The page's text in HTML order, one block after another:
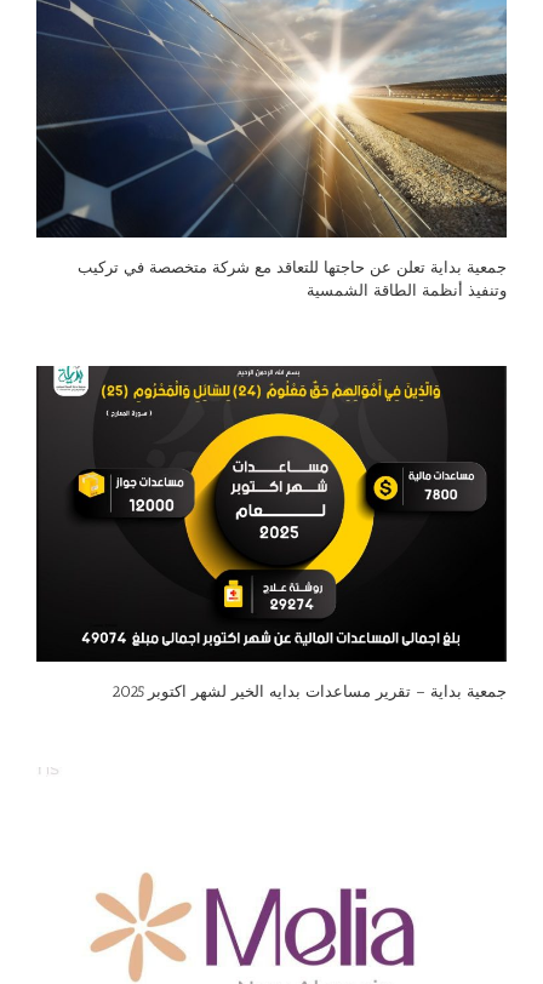
جمعية بداية تعلن عن حاجتها للتعاقد مع شركة متخصصة في تركيب
وتنفيذ أنظمة الطاقة الشمسية
جمعية بداية – تقرير مساعدات بدايه الخير لشهر اكتوبر 2025